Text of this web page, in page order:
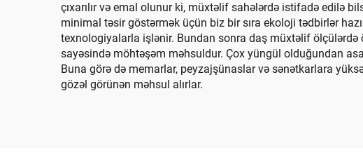
çıxarılır və emal olunur ki, müxtəlif sahələrdə istifadə edilə
minimal təsir göstərmək üçün biz bir sıra ekoloji tədbirlər
texnologiyalarla işlənir. Bundan sonra daş müxtəlif
sayəsində möhtəşəm məhsuldur. Çox yüngül olduğundan
Buna görə də memarlar, peyzajşünaslar və sənətkarlara
gözəl görünən məhsul alırlar.